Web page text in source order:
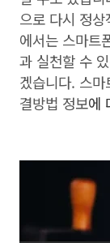
으로 다시 정
에서는 스마트
과 실천할 수
겠습니다. 스
결방법 정보에